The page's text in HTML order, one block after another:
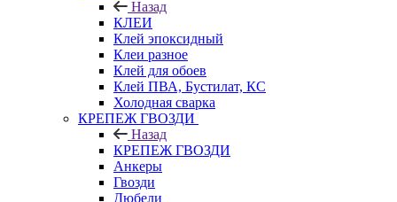
Назад
КЛЕИ
Клей эпоксидный
Клеи разное
Клей для обоев
Клей ПВА, Бустилат, КС
Холодная сварка
КРЕПЕЖ ГВОЗДИ
Назад
КРЕПЕЖ ГВОЗДИ
Анкеры
Гвозди
Дюбели